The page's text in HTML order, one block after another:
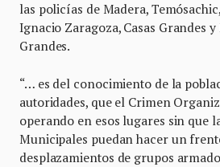
las policías de Madera,
Ignacio Zaragoza, Casas Grandes y
Grandes.
“… es del conocimiento de la
autoridades, que el Crimen
operando en esos lugares sin que
Municipales puedan hacer un
desplazamientos de grupos